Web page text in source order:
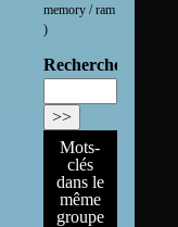
memory / ram
)
Rechercher :
Mots-
clés
dans le
même
groupe